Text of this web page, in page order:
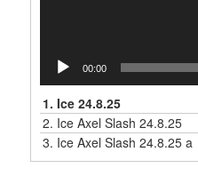
00:00
1.Ice 24.8.25
2. Ice Axel Slash 24.8.25
3. Ice Axel Slash 24.8.25 a